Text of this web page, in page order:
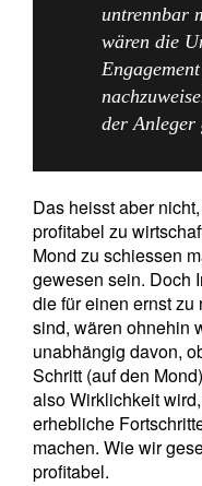
untrennbar
wären die
der Anleger
Das heisst aber
profitabel zu
Mond zu schiessen
gewesen sein. Doch
die für einen ernst
sind, wären ohnehin
unabhängig davon,
Schritt (auf den
also Wirklichkeit
erhebliche
machen. Wie wir
profitabel.
Last Name
Country of
I'm not an US
Ihre Informationen
mit unserer